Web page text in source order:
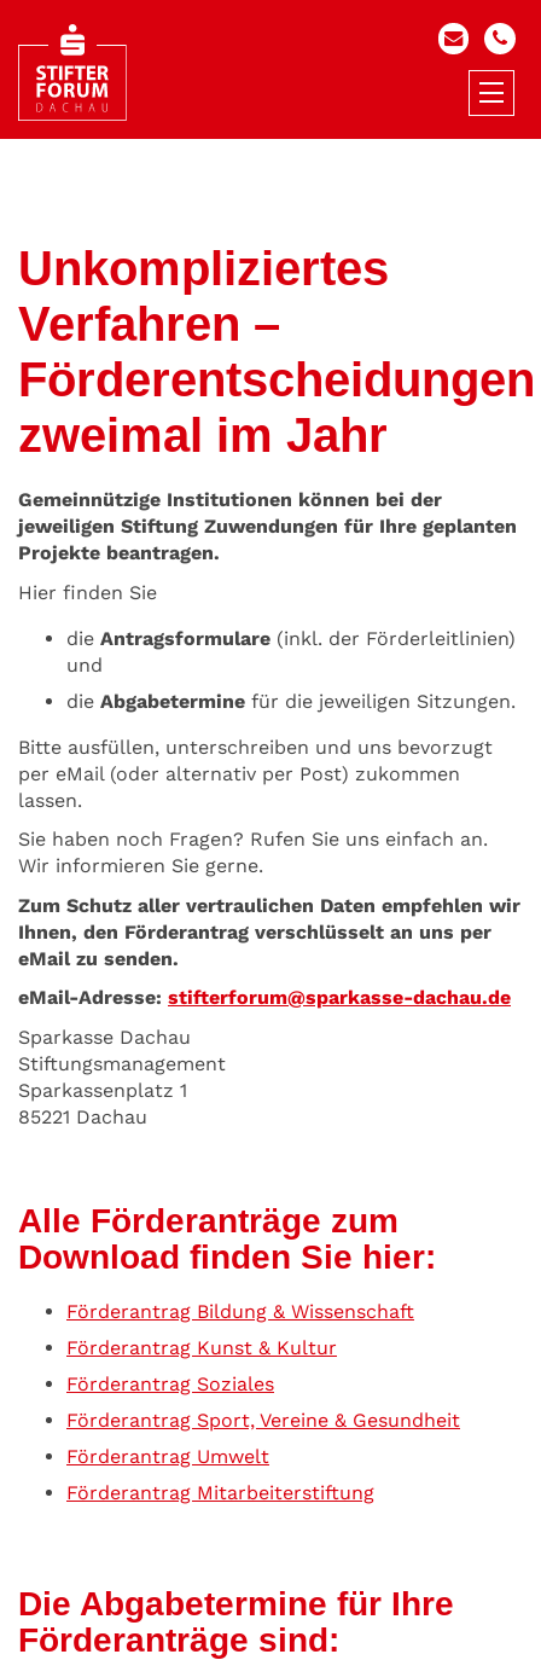
Unkompliziertes
Verfahren –
Förderentscheidungen
zweimal im Jahr
Gemeinnützige Institutionen können bei der
jeweiligen Stiftung Zuwendungen für Ihre geplanten
Projekte beantragen.
Hier finden Sie
die Antragsformulare (inkl. der Förderleitlinien)
und
die Abgabetermine für die jeweiligen Sitzungen.
Bitte ausfüllen, unterschreiben und uns bevorzugt
per eMail (oder alternativ per Post) zukommen
lassen.
Sie haben noch Fragen? Rufen Sie uns einfach an.
Wir informieren Sie gerne.
Zum Schutz aller vertraulichen Daten empfehlen wir
Ihnen, den Förderantrag verschlüsselt an uns per
eMail zu senden.
eMail-Adresse: stifterforum@sparkasse-dachau.de
Sparkasse Dachau
Stiftungsmanagement
Sparkassenplatz 1
85221 Dachau
Alle Förderanträge zum
Download finden Sie hier:
Förderantrag Bildung & Wissenschaft
Förderantrag Kunst & Kultur
Förderantrag Soziales
Förderantrag Sport, Vereine & Gesundheit
Förderantrag Umwelt
Förderantrag Mitarbeiterstiftung
Die Abgabetermine für Ihre
Förderanträge sind: